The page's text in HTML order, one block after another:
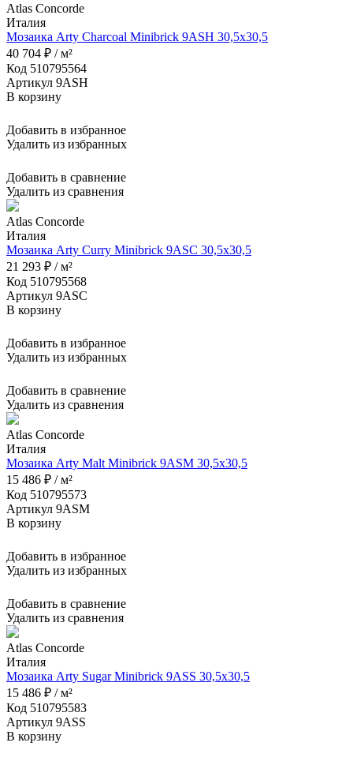
Atlas Concorde
Италия
Мозаика Arty Charcoal Minibrick 9ASH 30,5x30,5
40 704 ₽ / м²
Код 510795564
Артикул 9ASH
В корзину
Добавить в избранное
Удалить из избранных
Добавить в сравнение
Удалить из сравнения
Atlas Concorde
Италия
Мозаика Arty Curry Minibrick 9ASC 30,5x30,5
21 293 ₽ / м²
Код 510795568
Артикул 9ASC
В корзину
Добавить в избранное
Удалить из избранных
Добавить в сравнение
Удалить из сравнения
Atlas Concorde
Италия
Мозаика Arty Malt Minibrick 9ASM 30,5x30,5
15 486 ₽ / м²
Код 510795573
Артикул 9ASM
В корзину
Добавить в избранное
Удалить из избранных
Добавить в сравнение
Удалить из сравнения
Atlas Concorde
Италия
Мозаика Arty Sugar Minibrick 9ASS 30,5x30,5
15 486 ₽ / м²
Код 510795583
Артикул 9ASS
В корзину